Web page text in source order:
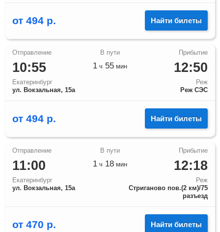
от 494 р. Найти билеты
10:55
Екатеринбург
ул. Вокзальная, 15а
12:50
Реж
Реж СЭС
1 ч 55 мин
от 494 р. Найти билеты
11:00
Екатеринбург
ул. Вокзальная, 15а
12:18
Реж
Стриганово пов.(2 км)/75
разъезд
1 ч 18 мин
от 470 р. Найти билеты